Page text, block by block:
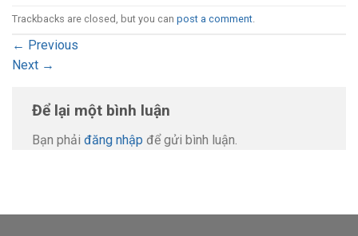
Trackbacks are closed, but you can post a comment.
← Previous
Next →
Để lại một bình luận
Bạn phải đăng nhập để gửi bình luận.